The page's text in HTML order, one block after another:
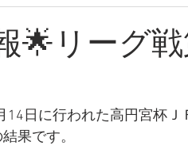
🌟リーグ
日に行われた高円宮杯Ｊ
果です。